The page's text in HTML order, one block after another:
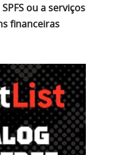
ou a serviços
financeiras